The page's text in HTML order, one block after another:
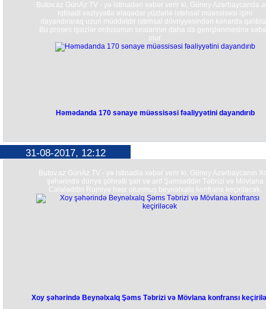
Butov.az GünAz TV - yə istinadən xəbər verir ki, Güney Azərbaycanda
iqtisadi vəziyyətlə əlaqədar yüzlərlə istehsal müəssisəsi işini
dayandıraraq uzun müddətdir istehsal dövriyyəsindən kənarda
Bu proses işsizlər ordusunun sıralarının daha da genişlənməsinə
olur.
Həmədanda 170 sənaye müəssisəsi fəaliyyətini dayandırıb
31-08-2017, 12:12
Butov.az GünAz TV - yə istinadla xəbər verir ki, Güney Azərbaycanın
şəhərində dünya şöhrətli şair və arif Şəmsəddin Təbrizi və Mövlana
Cəlaləddin Rumiyə həsr olunmuş beynəlxalq konfrans keçiriləcək.
Xoy şəhərində Beynəlxalq Şəms Təbrizi və Mövlana konfransı